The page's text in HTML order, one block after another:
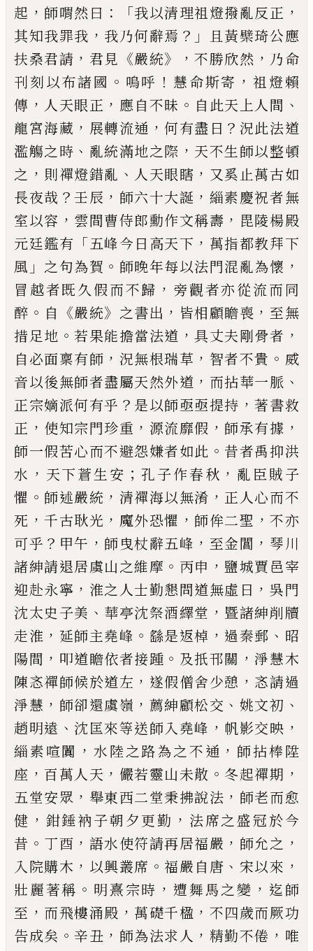
起 ， 師喟然曰 ：「我以清理祖燈撥亂反正 ，
其知我罪我 ， 我乃何辭焉 ？」 且黃檗琦公應
扶桑君請 ， 君見 《嚴統》，不勝欣然 ， 乃命
刊刻以布諸國 。 嗚呼 ！ 慧命斯寄 ， 祖燈賴
傳 ， 人天眼正 ， 應自不昧 。 自此天上人間 、
龍宮海藏 ， 展轉流通 ，何有盡日 ？ 況此法道
濫觴之時 、 亂統滿地之際 ， 天不生師以整頓
之 ， 則禪燈錯亂 、 人天眼瞎 ， 又奚止萬古如
長夜哉 ？壬辰 ， 師六十大誕 ， 緇素慶祝者無
室以容 ， 雲間曹侍郎勳作文稱壽 ， 毘陵楊殿
元廷鑑有 「五峰今日高天下 ， 萬指都教拜下
風 」 之句為賀 。 師晚年每以法門混亂為懷 ，
冒越者既久假而不歸 ， 旁觀者亦從流而同
醉 。 自 《嚴統》 之書出 ， 皆相顧瞻喪 ， 至無
措足地 。若果能擔當法道 ，具丈夫剛骨者 ，
自必面稟有師 ， 況無根瑞草 ， 智者不貴 。 威
音以後無師者盡屬天然外道 ， 而拈華一脈 、
正宗嫡派何有乎 ？ 是以師亟亟提持 ，著書救
正 ， 使知宗門珍重 ， 源流靡假 ， 師承有據 ，
師一假苦心而不避怨嫌者如此 。 昔者禹抑洪
水 ， 天下蒼生安 ； 孔子作春秋 ， 亂臣賊子
懼 。 師述嚴統 ， 清禪海以無淆 ， 正人心而不
死 ，千古耿光 ， 魔外恐懼 ， 師侔二聖 ，不亦
可乎 ？ 甲午 ， 師曳杖辭五峰 ， 至金閶 ， 琴川
諸紳請退居虞山之維摩 。 丙申 ， 鹽城賈邑宰
迎赴永寧 ， 淮之人士勤懇問道無虛日 ，吳門
沈太史子美 、 華亭沈祭酒繹堂 ， 暨諸紳削牘
走淮 ， 延師主堯峰 。 繇是返棹 ， 過秦郵 、 昭
陽間 ， 叩道瞻依者接踵 。 及扺邗關 ，淨慧木
陳忞禪師候於道左 ， 遂假僧舍少憩 ， 忞請過
淨慧 ， 師卻還虞嶺 ， 薦紳顧松交 、 姚文初 、
趙明遠 、 沈匡來等送師入堯峰 ， 帆影交映 ，
緇素喧闐 ， 水陸之路為之不通 ， 師拈棒陞
座 ， 百萬人天 ， 儼若靈山未散 。 冬起禪期 ，
五堂安眾 ， 舉東西二堂秉拂說法 ， 師老而愈
健 ， 鉗錘衲子朝夕更勤 ， 法席之盛冠於今
昔 。 丁酉 ， 語水使符請再居福嚴 ， 師允之 ，
入院購木 ， 以興叢席 。福嚴自唐 、 宋以來 ，
壯麗著稱 。 明熹宗時 ， 遭舞馬之變 ， 迄師
至 ， 而飛樓涌殿 ， 萬礎千楹 ， 不四歲而厥功
告成矣 。辛丑 ， 師為法求人 ， 精勤不倦 ， 唯